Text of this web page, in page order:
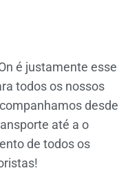
é justamente esse
todos os nossos
desde
até a o
de todos os